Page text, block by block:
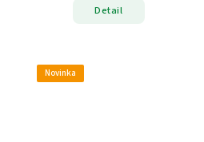
Detail
Novinka